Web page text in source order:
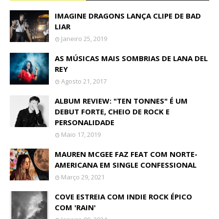
IMAGINE DRAGONS LANÇA CLIPE DE BAD
LIAR
Janeiro 25, 2019
AS MÚSICAS MAIS SOMBRIAS DE LANA DEL
REY
Agosto 21, 2017
ALBUM REVIEW: "TEN TONNES" É UM
DEBUT FORTE, CHEIO DE ROCK E
PERSONALIDADE
Maio 17, 2019
MAUREN MCGEE FAZ FEAT COM NORTE-
AMERICANA EM SINGLE CONFESSIONAL
Março 29, 2021
COVE ESTREIA COM INDIE ROCK ÉPICO
COM 'RAIN'